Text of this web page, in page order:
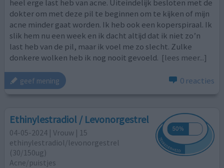
heel erge last heb van acne. Uiteindelijk besloten met de
dokter om met deze pil te beginnen om te kijken of mijn
acne minder gaat worden. Ik heb ook een koperspiraal. Ik
slik hem nu een week en ik dacht altijd dat ik niet zo’n
last heb van de pil, maar ik voel me zo slecht. Zulke
donkere wolken heb ik nog nooit gevoeld. [lees meer...]
geef mening 0 reacties
Ethinylestradiol / Levonorgestrel
04-05-2024 | Vrouw | 15
ethinylestradiol/levonorgestrel
(30/150ug)
Acne/puistjes